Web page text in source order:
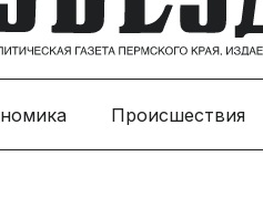
Происшествия